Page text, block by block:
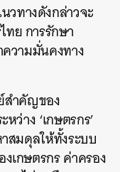
วทางดังกล่าวจะ
ย การรักษา
ความมั่นคงทาง
สำคัญของ
ว่าง ‘เกษตรกร’
สมดุลให้ทั้งระบบ
เกษตรกร ค่าครอง